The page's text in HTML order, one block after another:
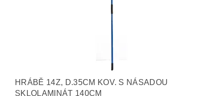
HRÁBĚ 14Z, D.35CM KOV. S NÁSADOU
SKLOLAMINÁT 140CM